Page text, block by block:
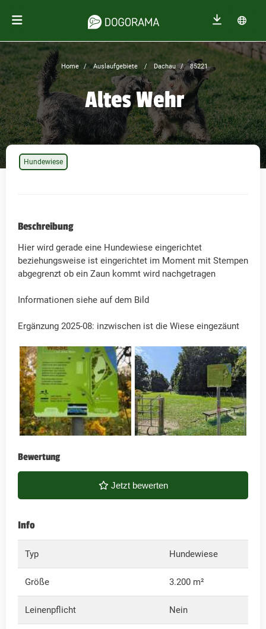
Home Auslaufgebiete Dachau 85221
Altes Wehr
Hundewiese
Beschreibung
Hier wird gerade eine Hundewiese eingerichtet
beziehungsweise ist eingerichtet im Moment mit Stempen
abgegrenzt ob ein Zaun kommt wird nachgetragen
Informationen siehe auf dem Bild
Ergänzung 2025-08: inzwischen ist die Wiese eingezäunt
Bewertung
Jetzt bewerten
Info
Typ Hundewiese
Größe 3.200 m²
Leinenpflicht Nein